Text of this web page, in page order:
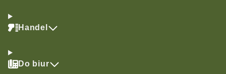
Handel
Do biur